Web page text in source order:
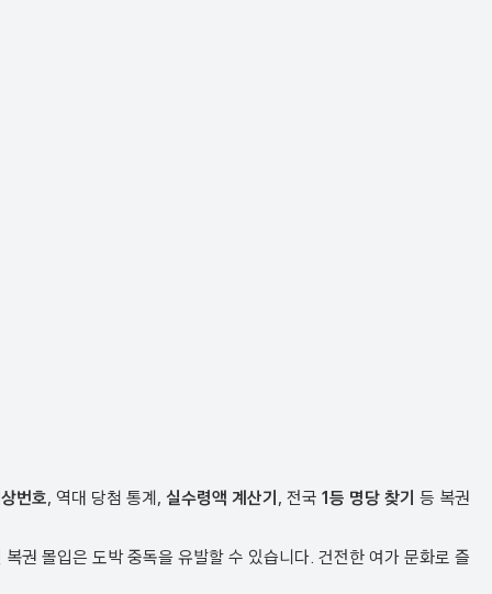
번호, 역대 당첨 통계, 실수령액 계산기, 전국 1등 명당 찾기 등 복권
권 몰입은 도박 중독을 유발할 수 있습니다. 건전한 여가 문화로 즐